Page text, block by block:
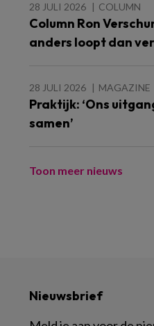
28 JULI 2026 COLUMN
Column Ron
anders loopt dan
28 JULI 2026 MAGAZINE
Praktijk: ‘Ons
samen’
Toon meer nieuws
Nieuwsbrief